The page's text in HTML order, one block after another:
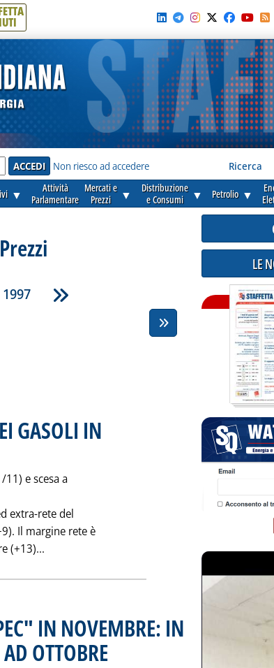
Non riesco ad accedere Ricerca
▼
Attività
Parlamentare
Mercati e
Prezzi
▼
Distribuzione
e Consumi
▼ Petrolio ▼
GASOLI IN
e scesa a
extra-rete del
Il margine rete è
(+13)... Leggi tutta la notizia: 'LA FORBICE DEI
IN NOVEMBRE: IN
OTTOBRE . Pubblicata mercoledì 31 dicembre 1997 alle 0.0.
LE